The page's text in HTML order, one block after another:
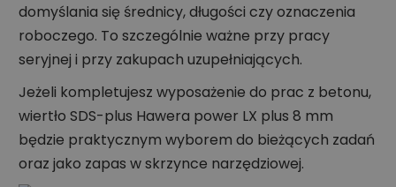
domyślania się średnicy, długości czy oznaczenia
roboczego. To szczególnie ważne przy pracy
seryjnej i przy zakupach uzupełniających.
Jeżeli kompletujesz wyposażenie do prac z betonu,
wiertło SDS-plus Hawera power LX plus 8 mm
będzie praktycznym wyborem do bieżących zadań
oraz jako zapas w skrzynce narzędziowej.